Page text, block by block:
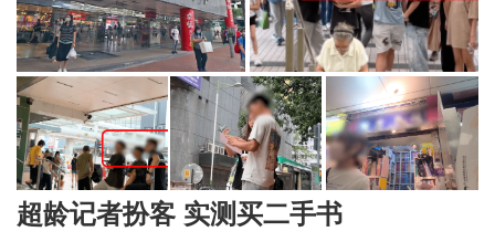
超龄记者扮客 实测买二手书